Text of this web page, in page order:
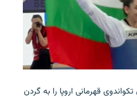
قهرمانی اروپا را به گردن